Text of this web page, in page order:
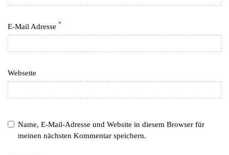
E-Mail Adresse *
Webseite
Name, E-Mail-Adresse und Website in diesem Browser für
meinen nächsten Kommentar speichern.